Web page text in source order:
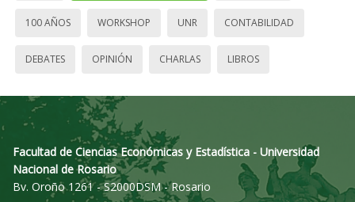
100 AÑOS WORKSHOP UNR CONTABILIDAD
DEBATES OPINIÓN CHARLAS LIBROS
Facultad de Ciencias Económicas y Estadística - Universidad
Nacional de Rosario
Bv. Oroño 1261 - S2000DSM - Rosario